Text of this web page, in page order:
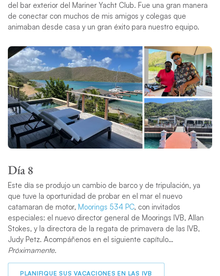
del bar exterior del Mariner Yacht Club. Fue una gran manera
de conectar con muchos de mis amigos y colegas que
animaban desde casa y un gran éxito para nuestro equipo.
Día 8
Este día se produjo un cambio de barco y de tripulación, ya
que tuve la oportunidad de probar en el mar el nuevo
catamaran de motor, Moorings 534 PC, con invitados
especiales: el nuevo director general de Moorings IVB, Allan
Stokes, y la directora de la regata de primavera de las IVB,
Judy Petz. Acompáñenos en el siguiente capítulo…
Próximamente.
PLANIFIQUE SUS VACACIONES EN LAS IVB